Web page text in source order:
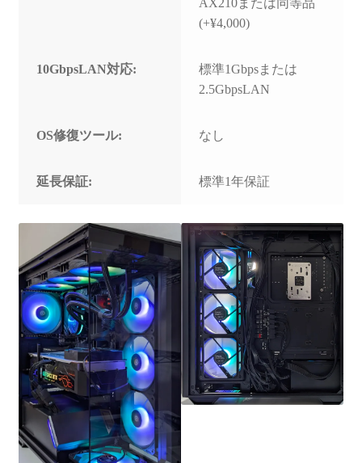
AX210または同等品
(+¥4,000)
10GbpsLAN対応:
標準1Gbpsまたは
2.5GbpsLAN
OS修復ツール: なし
延長保証: 標準1年保証